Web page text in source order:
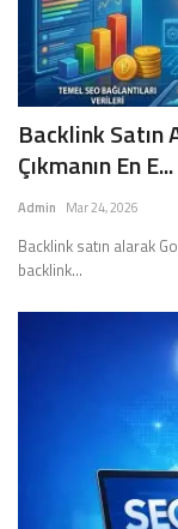
Backlink Satın
Çıkmanın En E...
Admin Mar 24, 2026
Backlink satın alarak
backlink...